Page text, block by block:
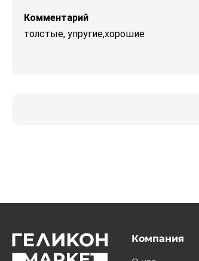
Комментарий
толстые, упругие,хорошие
Компания